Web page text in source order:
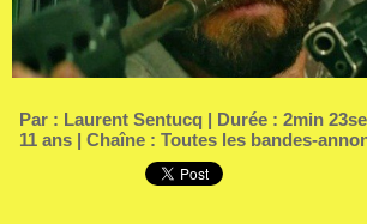
Par : Laurent Sentucq | Durée : 2min
11 ans | Chaîne : Toutes les bandes-